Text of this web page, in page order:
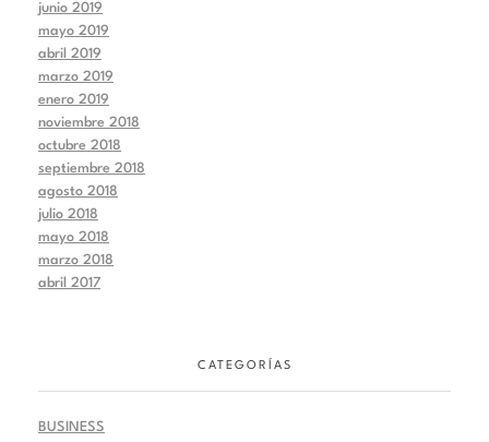
junio 2019
mayo 2019
abril 2019
marzo 2019
enero 2019
noviembre 2018
octubre 2018
septiembre 2018
agosto 2018
julio 2018
mayo 2018
marzo 2018
abril 2017
CATEGORÍAS
BUSINESS